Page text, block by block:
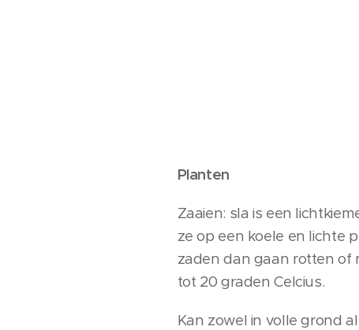
Planten
Zaaien: sla is een
ze op een koele en lichte
zaden dan gaan rotten of
tot 20 graden Celcius.
Kan zowel in volle grond